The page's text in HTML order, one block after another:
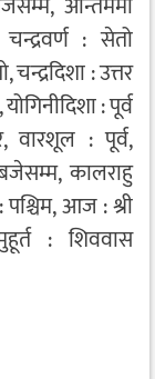
: सेतो
: उत्तर
: पूर्व
वारशूल : पूर्व,
कालराहु
आज : श्री
: शिववास